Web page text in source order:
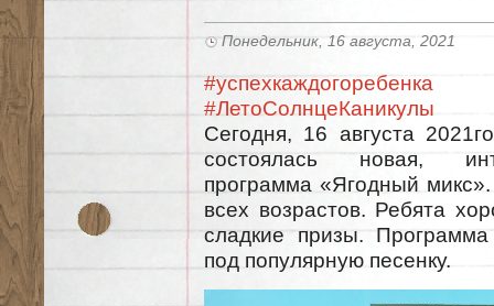
Понедельник, 16 августа, 2021
#успехкаждогоребенка
#ЛетоСолнцеКаникулы
Сегодня, 16 августа
состоялась новая,
программа «Ягодный
всех возрастов. Ребята
сладкие призы.
под популярную песенку.